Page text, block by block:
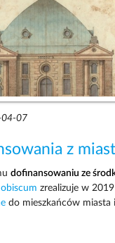
04-07
z
dofinansowaniu ze
zrealizuje w
do mieszkańców miasta